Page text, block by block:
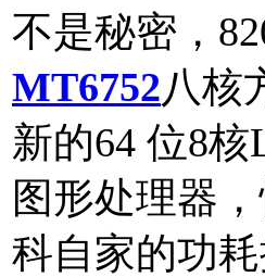
不是秘密，
MT6752八核
新的64 位8
图形处理器
科自家的功耗